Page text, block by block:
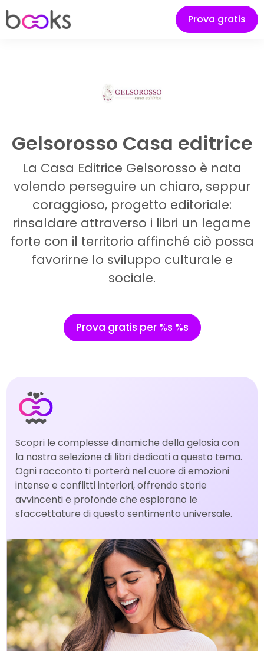
Prova gratis
Gelsorosso Casa editrice
La Casa Editrice Gelsorosso è nata
volendo perseguire un chiaro, seppur
coraggioso, progetto editoriale:
rinsaldare attraverso i libri un legame
forte con il territorio affinché ciò possa
favorirne lo sviluppo culturale e
sociale.
Prova gratis per %s %s
Scopri le complesse dinamiche della gelosia con
la nostra selezione di libri dedicati a questo tema.
Ogni racconto ti porterà nel cuore di emozioni
intense e conflitti interiori, offrendo storie
avvincenti e profonde che esplorano le
sfaccettature di questo sentimento universale.